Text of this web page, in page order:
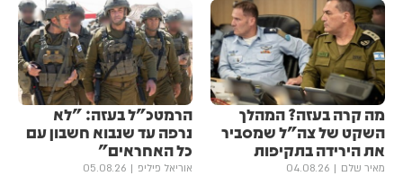
מה קרה בעזה? המהלך
השקט של צה"ל שמסביר
את הירידה בתקיפות
מאיר שלם 04.08.26
הרמטכ"ל בעזה: "לא
נרפה עד שנבוא חשבון עם
כל האחראים"
אוריאל פיליפ 05.08.26